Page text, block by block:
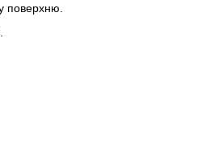
поверхню.